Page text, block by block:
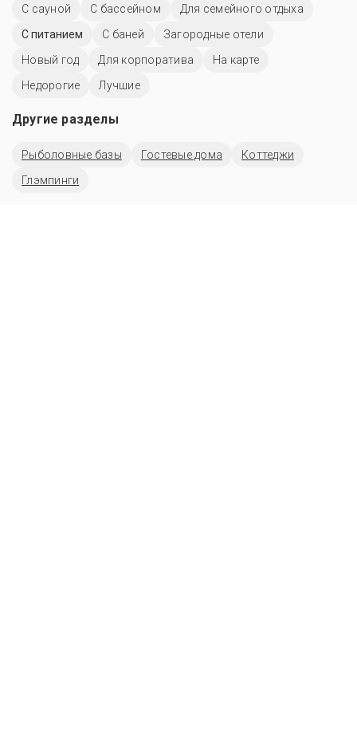
С сауной С бассейном
Для семейного отдыха
С питанием
С баней
Загородные отели
Новый год
Для корпоратива
На карте
Недорогие
Лучшие
Другие разделы
Рыболовные базы Гостевые дома
Коттеджи
Глэмпинги